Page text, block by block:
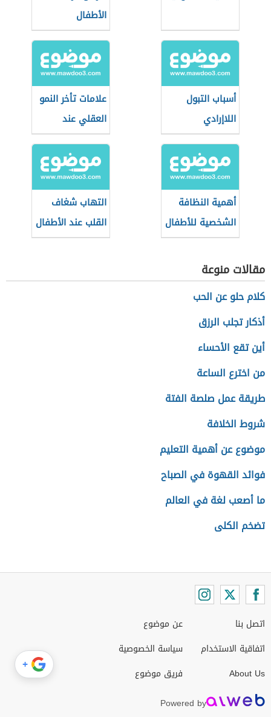
الأطفال
أسباب التبول
اللاإرادي
علامات تأخر النمو
العقلي عند
الأطفال
أهمية النظافة
الشخصية للأطفال
التهاب شغاف
القلب عند الأطفال
مقالات منوعة
كلام حلو عن الحب
أذكار تجلب الرزق
أين تقع الأحساء
من اخترع الساعة
طريقة عمل صلصة الفتة
شروط الخلافة
موضوع عن أهمية التعليم
فوائد القهوة في الصباح
ما أصعب لغة في العالم
تضخم الكلى
اتصل بنا
اتفاقية الاستخدام
About Us
عن موضوع
سياسة الخصوصية
فريق موضوع
Powered by
+